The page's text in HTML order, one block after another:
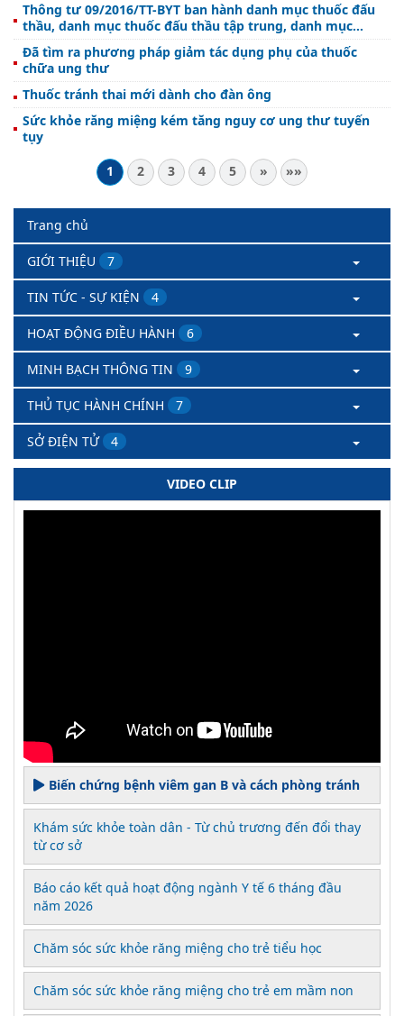
Thông tư 09/2016/TT-BYT ban hành danh mục thuốc đấu
thầu, danh mục thuốc đấu thầu tập trung, danh mục
thuốc được áp dụng hình thức đàm phán giá
Đã tìm ra phương pháp giảm tác dụng phụ của thuốc
chữa ung thư
Thuốc tránh thai mới dành cho đàn ông
Sức khỏe răng miệng kém tăng nguy cơ ung thư tuyến
tụy
1
2 3 4 5 » »»
Trang chủ
GIỚI THIỆU 7
TIN TỨC - SỰ KIỆN 4
HOẠT ĐỘNG ĐIỀU HÀNH 6
MINH BẠCH THÔNG TIN 9
THỦ TỤC HÀNH CHÍNH 7
SỞ ĐIỆN TỬ 4
VIDEO CLIP
Biến chứng bệnh viêm gan B và cách phòng tránh
Khám sức khỏe toàn dân - Từ chủ trương đến đổi thay
từ cơ sở
Báo cáo kết quả hoạt động ngành Y tế 6 tháng đầu
năm 2026
Chăm sóc sức khỏe răng miệng cho trẻ tiểu học
Chăm sóc sức khỏe răng miệng cho trẻ em mầm non